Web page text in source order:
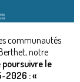
communautés
notre
poursuivre le
2026 : «